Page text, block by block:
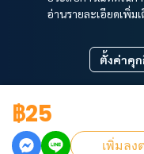
฿25
เพิ่มลง
อ่านรายละเอียดเพิ่ม
ตั้งค่าคุ
ผู้เข้